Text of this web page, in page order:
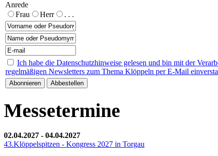
Anrede
Frau
Herr . . .
Ich habe die Datenschutzhinweise gelesen und bin mit der
regelmäßigen Newsletters zum Thema Klöppeln per E-Mail
Messetermine
02.04.2027 - 04.04.2027
43.Klöppelspitzen - Kongress 2027 in Torgau